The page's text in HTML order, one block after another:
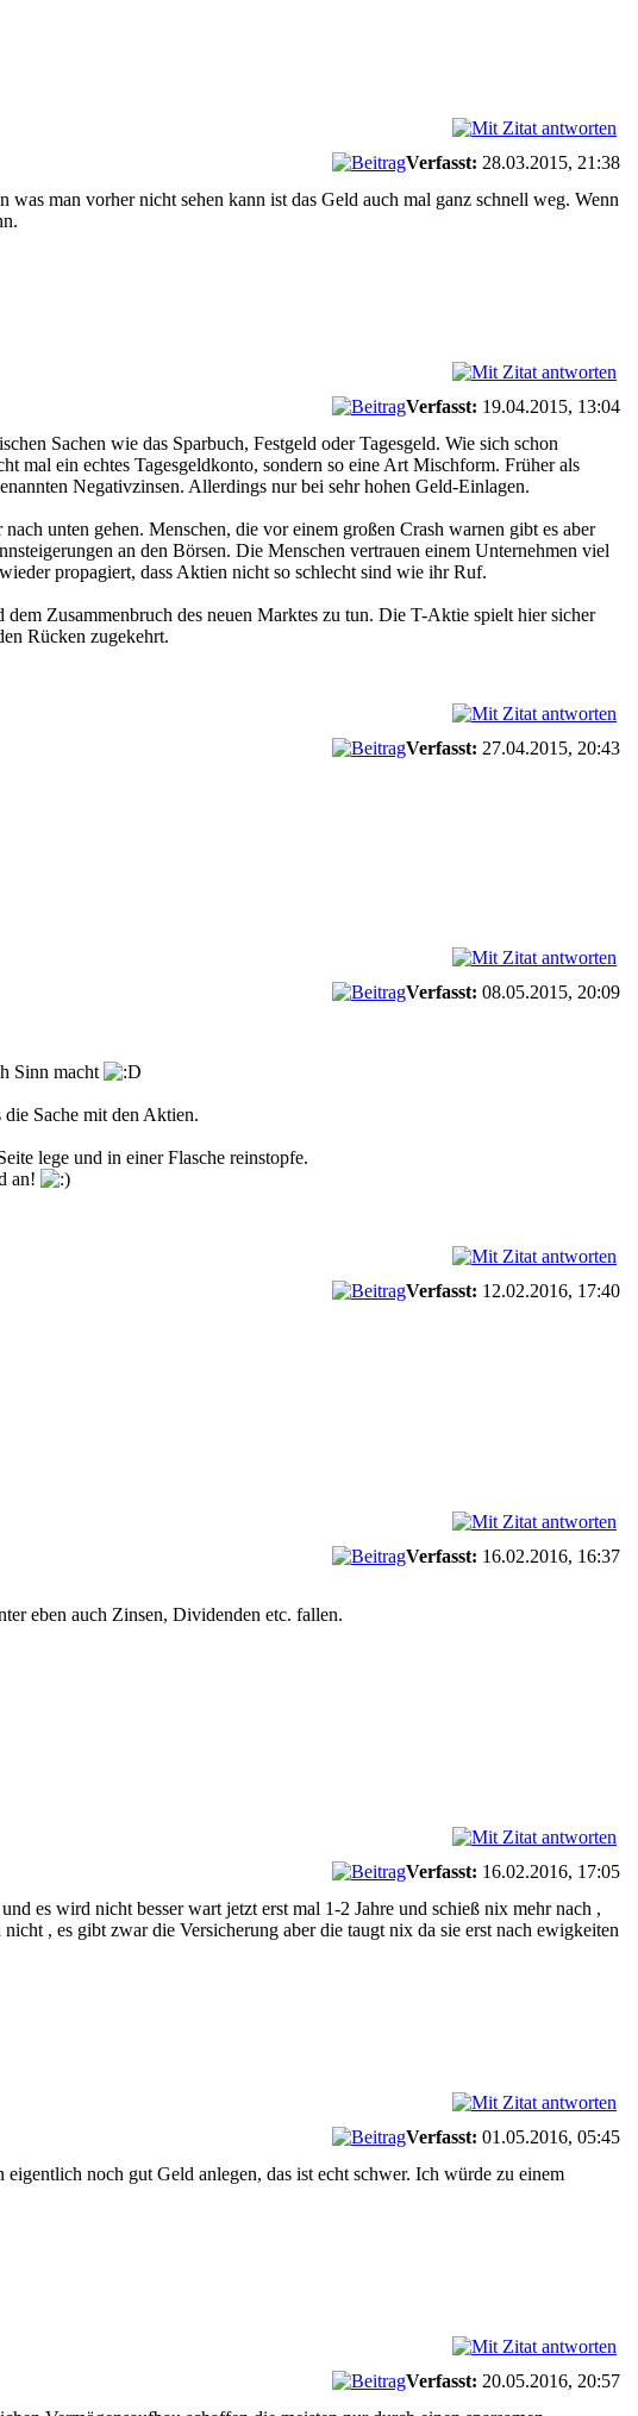
Verfasst: 28.03.2015, 21:38
man vorher nicht sehen kann ist das Geld auch mal ganz schnell weg. Wenn
Verfasst: 19.04.2015, 13:04
Sachen wie das Sparbuch, Festgeld oder Tagesgeld. Wie sich schon
mal ein echtes Tagesgeldkonto, sondern so eine Art Mischform. Früher als
Negativzinsen. Allerdings nur bei sehr hohen Geld-Einlagen.
unten gehen. Menschen, die vor einem großen Crash warnen gibt es aber
an den Börsen. Die Menschen vertrauen einem Unternehmen viel
propagiert, dass Aktien nicht so schlecht sind wie ihr Ruf.
Zusammenbruch des neuen Marktes zu tun. Die T-Aktie spielt hier sicher
Rücken zugekehrt.
Verfasst: 27.04.2015, 20:43
Verfasst: 08.05.2015, 20:09
Sinn macht
Sache mit den Aktien.
lege und in einer Flasche reinstopfe.
an!
Verfasst: 12.02.2016, 17:40
Verfasst: 16.02.2016, 16:37
eben auch Zinsen, Dividenden etc. fallen.
Verfasst: 16.02.2016, 17:05
es wird nicht besser wart jetzt erst mal 1-2 Jahre und schieß nix mehr nach ,
, es gibt zwar die Versicherung aber die taugt nix da sie erst nach ewigkeiten
Verfasst: 01.05.2016, 05:45
noch gut Geld anlegen, das ist echt schwer. Ich würde zu einem
Verfasst: 20.05.2016, 20:57